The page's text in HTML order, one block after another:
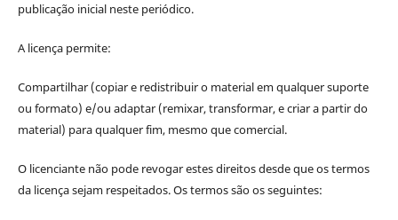
publicação inicial neste periódico.
A licença permite:
Compartilhar (copiar e redistribuir o material em qualquer suporte
ou formato) e/ou adaptar (remixar, transformar, e criar a partir do
material) para qualquer fim, mesmo que comercial.
O licenciante não pode revogar estes direitos desde que os termos
da licença sejam respeitados. Os termos são os seguintes: